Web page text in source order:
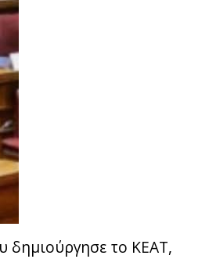
δημιούργησε το ΚΕΑΤ,